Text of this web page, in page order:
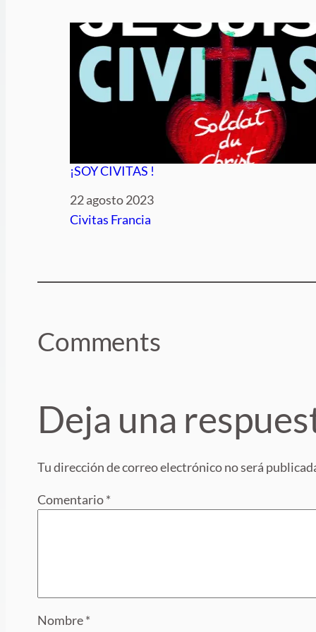
¡SOY CIVITAS !
Fecha
22 agosto 2023
Respecto a
Civitas Francia
Comments
Deja una
Tu dirección de correo electrónico no será
Comentario*
Nombre*